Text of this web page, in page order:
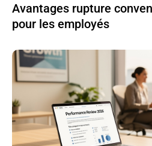
Avantages rupture
pour les employés